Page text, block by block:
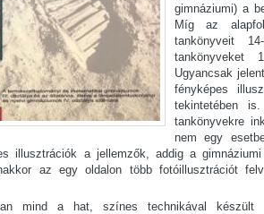
gimnáziumi) a
Míg az
tankönyveit
tankönyveket
Ugyancsak
fényképes
tekintetében
tankönyvekre
nem egy
illusztrációk a jellemzők, addig a
az egy oldalon több fotóillusztrációt
mind a hat, színes technikával készült